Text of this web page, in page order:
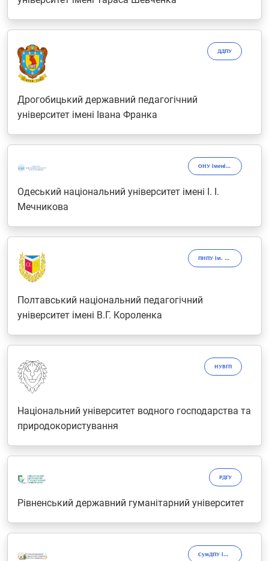
ДДПУ
Дрогобицький державний педагогічний
університет імені Івана Франка
ОНУ імені І.І. Мечникова
Одеський національний університет імені І. І.
Мечникова
ПНПУ ім. В.Г. Короленка
Полтавський національний педагогічний
університет імені В.Г. Короленка
НУВГП
Національний університет водного господарства та
природокористування
РДГУ
Рівненський державний гуманітарний університет
СумДПУ ім. А.С. Макаренка